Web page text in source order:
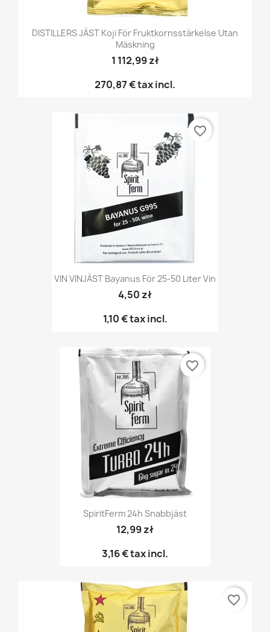
DISTILLERS JÄST Koji För Fruktkornsstärkelse Utan
Mäskning
1 112,99 zł
270,87 €tax incl.
VIN VINJÄST Bayanus För 25-50 Liter Vin
4,50 zł
1,10 €tax incl.
favorite_border
SpiritFerm 24h Snabbjäst
12,99 zł
3,16 €tax incl.
favorite_border
favorite_border